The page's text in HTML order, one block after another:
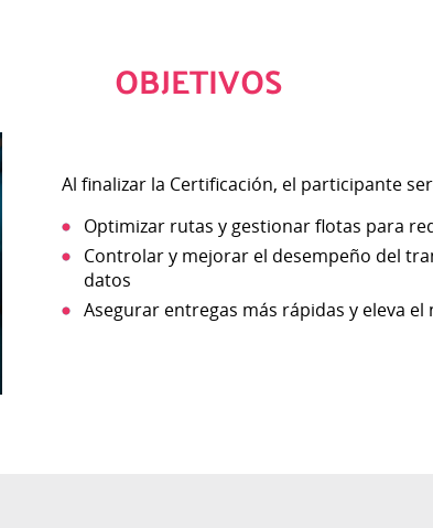
OBJETIVOS
Al finalizar la Certificación, el participante
Optimizar rutas y gestionar flotas para
Controlar y mejorar el desempeño del
datos
Asegurar entregas más rápidas y eleva